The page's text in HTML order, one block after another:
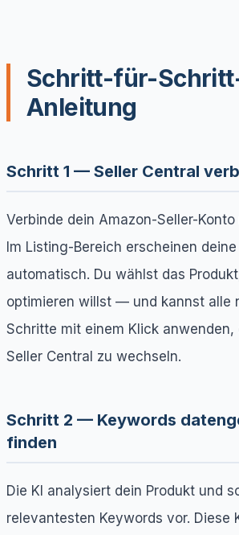
Schritt-für-
Anleitung
Schritt 1 — Seller Central
Verbinde dein Amazon-Seller-
Im Listing-Bereich erscheinen
automatisch. Du wählst das
optimieren willst — und kannst alle
Schritte mit einem Klick anwenden,
Seller Central zu wechseln.
Schritt 2 — Keywords
finden
Die KI analysiert dein Produkt und
relevantesten Keywords vor. Diese